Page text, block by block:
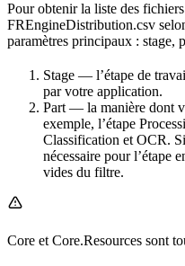
Pour obtenir la liste des
FREngineDistribution.csv
paramètres principaux : stage,
Stage — l’étape de
par votre application.
Part — la manière dont
exemple, l’étape
Classification et OCR.
nécessaire pour l’étape
vides du filtre.
Core et Core.Resources sont